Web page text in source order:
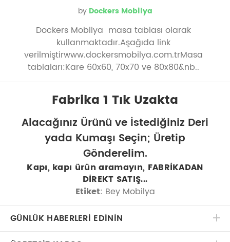
by Dockers Mobilya
Dockers Mobilya masa tablası olarak
kullanmaktadır.Aşağıda link
verilmiştirwww.dockersmobilya.com.trMasa
tablaları:Kare 60x60, 70x70 ve 80x80&nb..
Fabrika 1 Tık Uzakta
Alacağınız Ürünü ve İstediğiniz Deri
yada Kumaşı Seçin; Üretip
Gönderelim.
Kapı, kapı ürün aramayın, FABRİKADAN
DİREKT SATIŞ...
Etiket: Bey Mobilya
GÜNLÜK HABERLERİ EDİNİN